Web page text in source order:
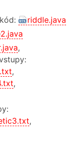
riddle.java
,
,
,
,